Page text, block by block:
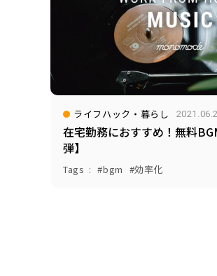
ライフハック・暮らし
在宅勤務におすすめ！無料
弾】
Tags bgm 効率化